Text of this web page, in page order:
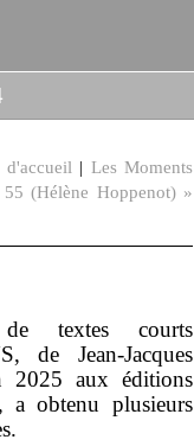
d'accueil | Les Moments
55 (Hélène Hoppenot) »
textes courts
de Jean-Jacques
2025 aux éditions
a obtenu plusieurs